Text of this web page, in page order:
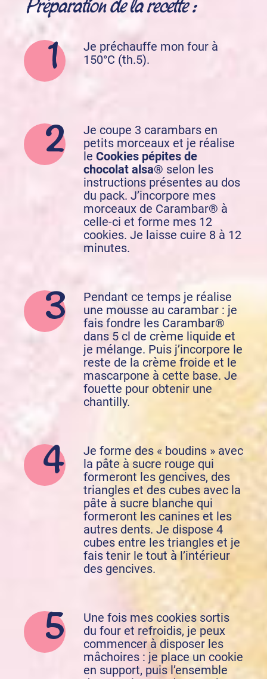
Je préchauffe mon four à
150°C (th.5).
Je coupe 3 carambars en
petits morceaux et je réalise
le Cookies pépites de
chocolat alsa® selon les
instructions présentes au dos
du pack. J’incorpore mes
morceaux de Carambar® à
celle-ci et forme mes 12
cookies. Je laisse cuire 8 à 12
minutes.
Pendant ce temps je réalise
une mousse au carambar : je
fais fondre les Carambar®
dans 5 cl de crème liquide et
je mélange. Puis j’incorpore le
reste de la crème froide et le
mascarpone à cette base. Je
fouette pour obtenir une
chantilly.
Je forme des « boudins » avec
la pâte à sucre rouge qui
formeront les gencives, des
triangles et des cubes avec la
pâte à sucre blanche qui
formeront les canines et les
autres dents. Je dispose 4
cubes entre les triangles et je
fais tenir le tout à l’intérieur
des gencives.
Une fois mes cookies sortis
du four et refroidis, je peux
commencer à disposer les
mâchoires : je place un cookie
en support, puis l’ensemble